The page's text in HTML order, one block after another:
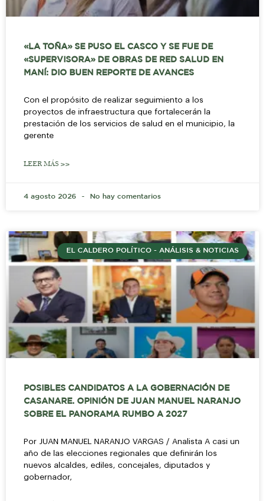
«LA TOÑA» SE PUSO EL CASCO Y SE FUE DE
«SUPERVISORA» DE OBRAS DE RED SALUD EN
MANÍ: DIO BUEN REPORTE DE AVANCES
Con el propósito de realizar seguimiento a los
proyectos de infraestructura que fortalecerán la
prestación de los servicios de salud en el municipio, la
gerente
LEER MÁS >>
4 agosto 2026 No hay comentarios
EL CALDERO POLÍTICO - ANÁLISIS & NOTICIAS
POSIBLES CANDIDATOS A LA GOBERNACIÓN DE
CASANARE. OPINIÓN DE JUAN MANUEL NARANJO
SOBRE EL PANORAMA RUMBO A 2027
Por JUAN MANUEL NARANJO VARGAS / Analista A casi un
año de las elecciones regionales que definirán los
nuevos alcaldes, ediles, concejales, diputados y
gobernador,